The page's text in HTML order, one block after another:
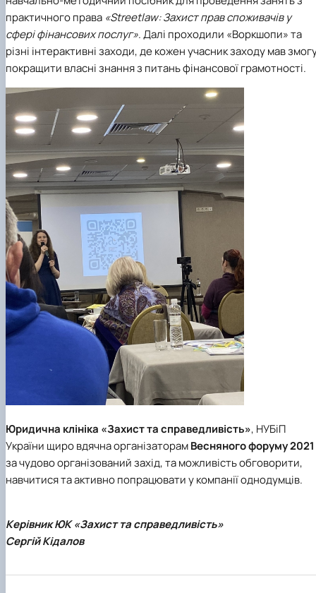
практичного права «Streetlaw: Захист прав споживачів у
сфері фінансових послуг». Далі проходили «Воркшопи» та
різні інтерактивні заходи, де кожен учасник заходу мав
покращити власні знання з питань фінансової грамотності.
Юридична клініка «Захист та справедливість», НУБіП
України щиро вдячна організаторамВесняного форуму 2021
за чудово організований захід, та можливість обговорити,
навчитися та активно попрацювати у компанії однодумців.
Керівник ЮК «Захист та справедливість»
Сергій Кідалов